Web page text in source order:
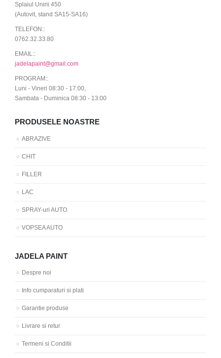
Splaiul Unirii 450
(Autovit, stand SA15-SA16)
TELEFON::
0762.32.33.80
EMAIL::
jadelapaint@gmail.com
PROGRAM::
Luni - Vineri 08:30 - 17:00,
Sambata - Duminica 08:30 - 13:00
PRODUSELE NOASTRE
ABRAZIVE
CHIT
FILLER
LAC
SPRAY-uri AUTO
VOPSEA AUTO
JADELA PAINT
Despre noi
Info cumparaturi si plati
Garantie produse
Livrare si retur
Termeni si Conditii